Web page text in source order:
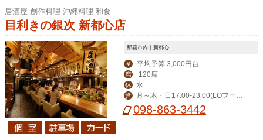
居酒屋 創作料理 沖縄料理 和食
目利きの銀次 新都心店
那覇市内｜新都心
￥ 平均予算 3,000円台
席 120席
休 水
営
月～木・日17:00-23:00(LOフード
22:00/ドリンク22:30)、金・土17:00-
098-863-3442